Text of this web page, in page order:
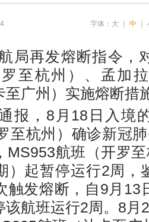
字体： 大 中
局再发熔断指令，
至杭州）、孟加
至广州）实施熔断措
报， 8 月 18 日入境
至杭州）确诊新冠
MS953航班（开罗
）起暂停运行2周，
触发熔断，自 9 月 13
该航班运行2周。 8 月